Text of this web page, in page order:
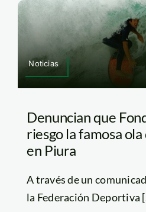
Noticias
Denuncian que
riesgo la famosa
en Piura
A través de un
la Federación Deportiva